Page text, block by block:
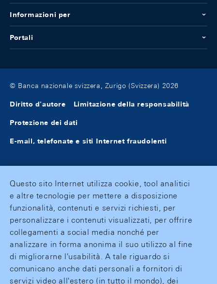
Informazioni per
Portali
© Banca nazionale svizzera, Zurigo (Svizzera) 2026
Diritto d'autore Limitazione della responsabilità
Protezione dei dati
E-mail, telefonate e siti Internet fraudolenti
Questo sito Internet utilizza cookie, tool analitici
e altre tecnologie per mettere a disposizione
funzionalità, contenuti e servizi richiesti, per
personalizzare i contenuti visualizzati, per offrire
collegamenti a social media nonché per
analizzare in forma anonima il suo utilizzo al fine
di migliorarne l'usabilità. A tale riguardo si
comunicano anche dati personali a fornitori di
servizi video all'estero (in tutto il mondo), dei